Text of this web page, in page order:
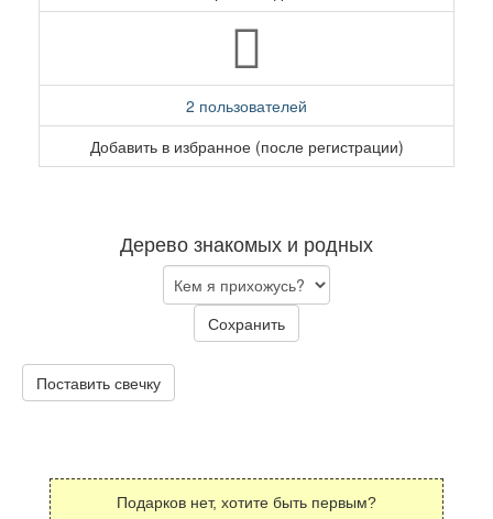
2 пользователей
Добавить в избранное (после регистрации)
Дерево знакомых и родных
Сохранить
Поставить свечку
Подарков нет, хотите быть первым?